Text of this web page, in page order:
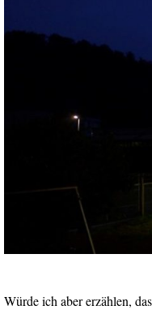
Würde ich aber erzählen,